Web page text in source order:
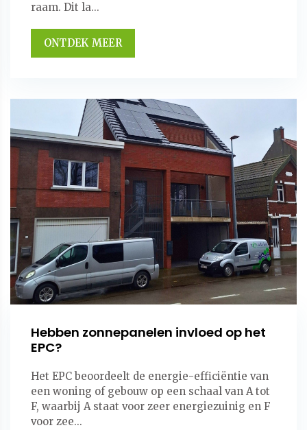
raam. Dit la...
ONTDEK MEER
Hebben zonnepanelen invloed op het
EPC?
Het EPC beoordeelt de energie-efficiëntie van
een woning of gebouw op een schaal van A tot
F, waarbij A staat voor zeer energiezuinig en F
voor zee...